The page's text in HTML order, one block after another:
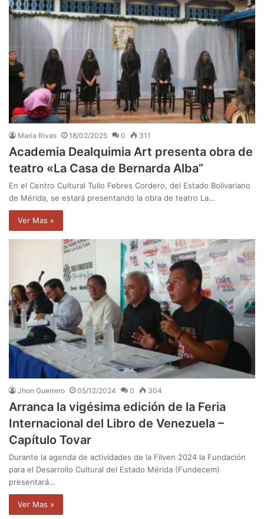
Maria Rivas 18/02/2025 0 311
Academia Dealquimia Art presenta obra de
teatro «La Casa de Bernarda Alba”
En el Centro Cultural Tulio Febres Cordero, del Estado Bolivariano
de Mérida, se estará presentando la obra de teatro La…
Ver Mas »
Jhon Guerrero 05/12/2024 0 304
Arranca la vigésima edición de la Feria
Internacional del Libro de Venezuela –
Capítulo Tovar
Durante la agenda de actividades de la Filven 2024 la Fundación
para el Desarrollo Cultural del Estado Mérida (Fundecem)
presentará…
Ver Mas »